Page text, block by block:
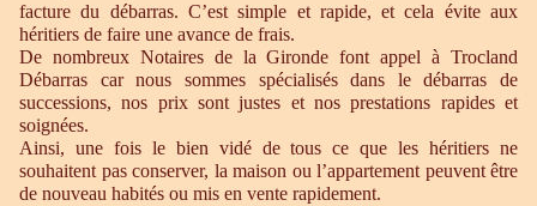
facture du débarras. C’est simple et rapide, et cela évite aux
héritiers de faire une avance de frais.
De nombreux Notaires de la Gironde font appel à Trocland
Débarras car nous sommes spécialisés dans le débarras de
successions, nos prix sont justes et nos prestations rapides et
soignées.
Ainsi, une fois le bien vidé de tous ce que les héritiers ne
souhaitent pas conserver, la maison ou l’appartement peuvent être
de nouveau habités ou mis en vente rapidement.